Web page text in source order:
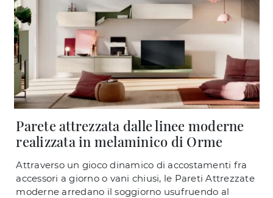
Parete attrezzata dalle linee moderne
realizzata in melaminico di Orme
Attraverso un gioco dinamico di accostamenti fra
accessori a giorno o vani chiusi, le Pareti Attrezzate
moderne arredano il soggiorno usufruendo al